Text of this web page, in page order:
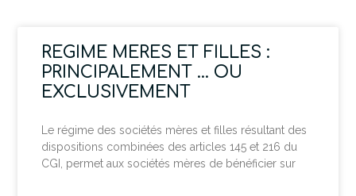
REGIME MERES ET FILLES :
PRINCIPALEMENT … OU
EXCLUSIVEMENT
Le régime des sociétés mères et filles résultant des
dispositions combinées des articles 145 et 216 du
CGI, permet aux sociétés mères de bénéficier sur